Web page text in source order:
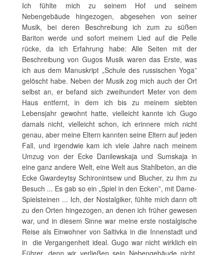
Ich fühlte mich zu seinem Hof und seinem
Nebengebäude hingezogen, abgesehen von seiner
Musik, bei deren Beschreibung ich zum zu süßen
Bariton werde und sofort meinem Lied auf die Pelle
rücke, da ich Erfahrung habe: Alle Seiten mit der
Beschreibung von Gugos Musik waren das Erste, was
ich aus dem Manuskript „Schule des russischen Yoga”
gelöscht habe. Neben der Musik zog mich auch der Ort
selbst an, er befand sich zweihundert Meter von dem
Haus entfernt, in dem ich bis zu meinem siebten
Lebensjahr gewohnt hatte, vielleicht kannte ich Gugo
damals nicht, vielleicht schon, ich erinnere mich nicht
genau, aber meine Eltern kannten seine Eltern auf jeden
Fall, und irgendwie kam ich viele Jahre nach meinem
Umzug von der Ecke Danilewskaja und Sumskaja in
eine ganz andere Welt, eine Welt aus Stahlbeton, an die
Ecke Gwardeytsy Schironintsew und Blucher, zu ihm zu
Besuch ... Es gab so ein „Spiel in den Ecken”, mit Dame-
Spielsteinen ... Ich, der Nostalgiker, fühlte mich dann oft
zu den Orten hingezogen, an denen ich früher gewesen
war, und in diesem Sinne war meine erste nostalgische
Reise als Einwohner von Saltivka in die Innenstadt und
in die Vergangenheit ideal. Gugo war nicht wirklich ein